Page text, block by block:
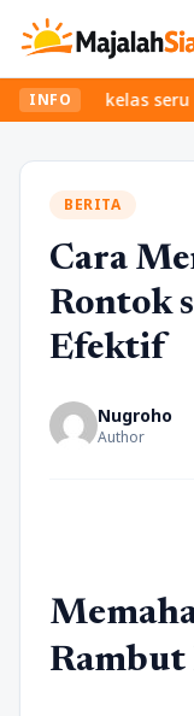
INFO
kelas seru dan
BERITA
Cara
Rontok
Efektif
Nugroho
Author